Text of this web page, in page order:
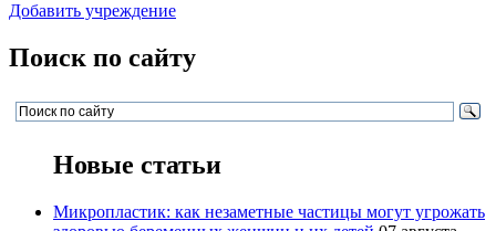
Добавить учреждение
Поиск по сайту
Новые статьи
Микропластик: как незаметные частицы могут угрожать